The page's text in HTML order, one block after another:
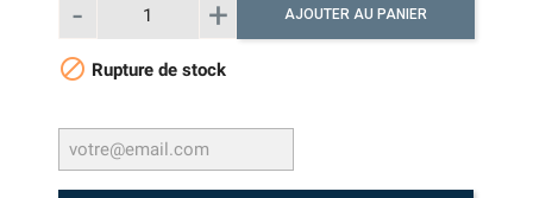
AJOUTER AU PANIER
 Rupture de stock